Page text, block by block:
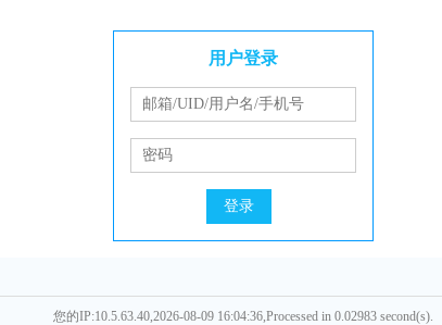
用户登录
登录
您的IP:10.5.63.40,2026-08-09 16:04:36,Processed in 0.02983 second(s).